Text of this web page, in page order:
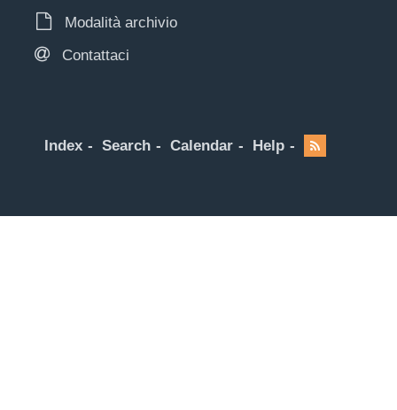
Modalità archivio
Contattaci
Index Search Calendar Help